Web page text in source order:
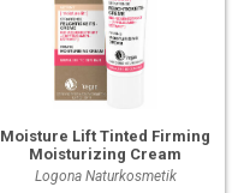
Moisture Lift Tinted Firming
Moisturizing Cream
Logona Naturkosmetik